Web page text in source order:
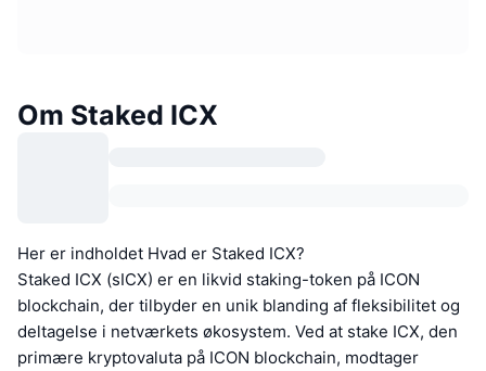
Om Staked ICX
Her er indholdet Hvad er Staked ICX?
Staked ICX (sICX) er en likvid staking-token på ICON
blockchain, der tilbyder en unik blanding af fleksibilitet og
deltagelse i netværkets økosystem. Ved at stake ICX, den
primære kryptovaluta på ICON blockchain, modtager